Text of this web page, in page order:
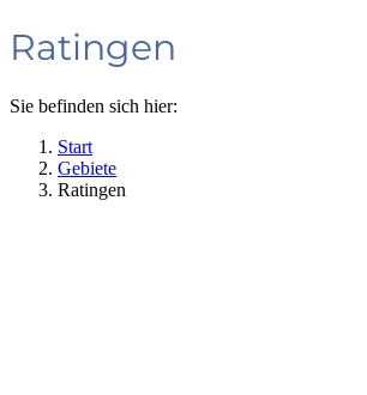
Ratingen
Sie befinden sich hier:
Start
Gebiete
Ratingen